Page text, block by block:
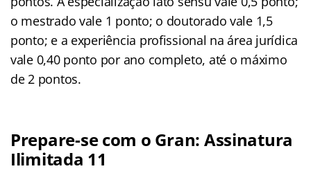
o mestrado vale 1 ponto; o doutorado vale 1,5
ponto; e a experiência profissional na área jurídica
vale 0,40 ponto por ano completo, até o máximo
de 2 pontos.
Prepare-se com o Gran: Assinatura
Ilimitada 11